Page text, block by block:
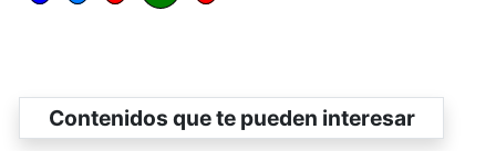
Contenidos que te pueden interesar